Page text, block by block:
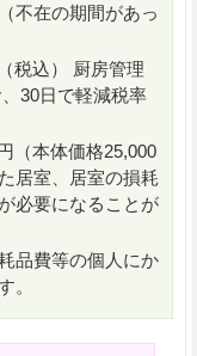
不在の期間があっ
税込） 厨房管理
30日で軽減税率
（本体価格25,000
居室、居室の損耗
必要になることが
品費等の個人にか
。